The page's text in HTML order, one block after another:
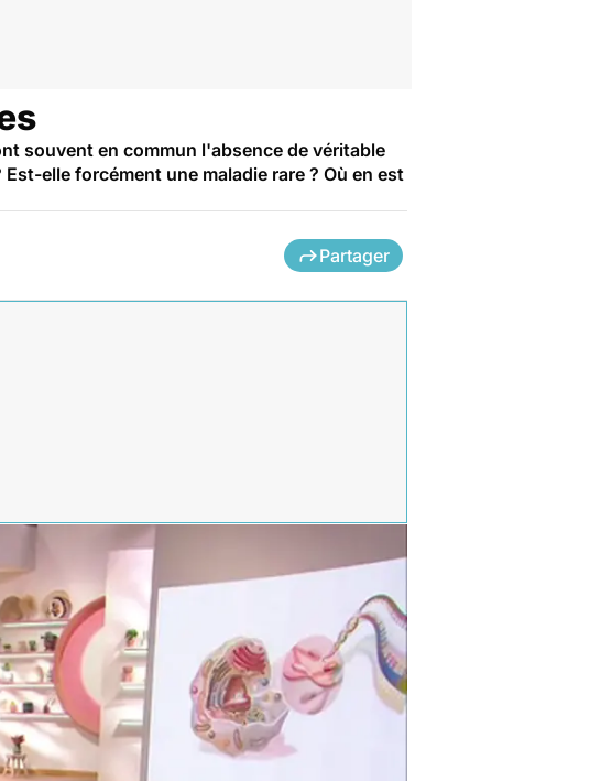
souvent en commun l'absence de véritable
elle forcément une maladie rare ? Où en est
Partager